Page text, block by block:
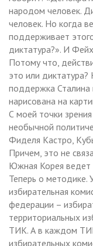
народом человек.
человек. Но когда
поддерживает
диктатура?». И
Потому что,
это или
поддержка Сталина
нарисована на
С моей точки
необычной
Фиделя Кастро,
Причем, это не
Южная Корея ведет
Теперь о методике.
избирательная
федерации –
территориальных
ТИК. А в каждом
избирательных